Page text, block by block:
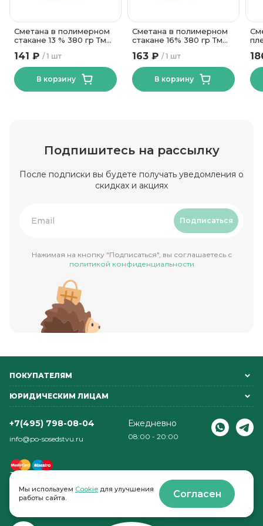
Сметана в полимерном
стакане 13 % 380 гр Тм
1 шт
141 ₽
В корзину
Сметана в полимерном
стакане 16% 380 гр Тм
1 шт
163 ₽
В корзину
Подпишитесь на рассылку
После подписки вы будете получать уведомления о
скидках и акциях
Подписаться
Нажимая на кнопку "Подписаться", вы соглашаетесь с
политикой конфиденциальности
ПОКУПАТЕЛЯМ
ЮРИДИЧЕСКИМ ЛИЦАМ
+7(495) 798-08-04
info@po-sosedstvu.ru
Ежедневно
08:00 - 20:00
© 2022-2026 . По соседству
Мы используем Cookie для улучшения
работы сайта.
Согласен